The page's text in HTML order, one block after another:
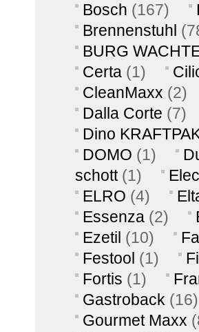
Bosch (167)
Brennenstuhl
BURG
Certa (1)
CleanMaxx (2)
Dalla Corte (7)
Dino
DOMO (1)
schott (1)
ELRO (4)
Essenza (2)
Ezetil (10)
Festool (1)
Fortis (1)
Gastroback (16)
Gourmet Maxx